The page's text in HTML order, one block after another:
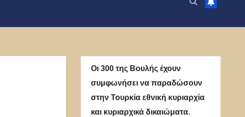
Οι 300 της Βουλής έχουν
συμφωνήσει να παραδώσουν
στην Τουρκία εθνική κυριαρχία
και κυριαρχικά δικαιώματα.